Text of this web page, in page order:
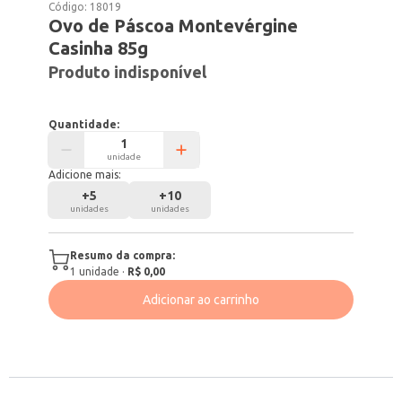
Código: 18019
Ovo de Páscoa Montevérgine
Casinha 85g
Produto indisponível
Quantidade:
unidade
Adicione mais:
+5
unidades
+10
unidades
Resumo da compra:
1 unidade · R$ 0,00
Adicionar ao carrinho